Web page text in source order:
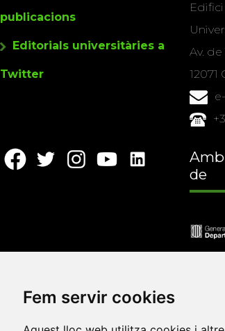
Fem servir cookies
publicacions
Editorials universitàries a
Twitter
Av.
12071
de